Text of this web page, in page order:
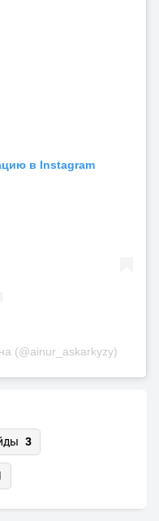
в Instagram
(@ainur_askarkyzy)
3